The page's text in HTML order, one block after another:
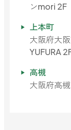
ンmori 2F
上本町
大阪府大
YUFURA
高槻
大阪府高